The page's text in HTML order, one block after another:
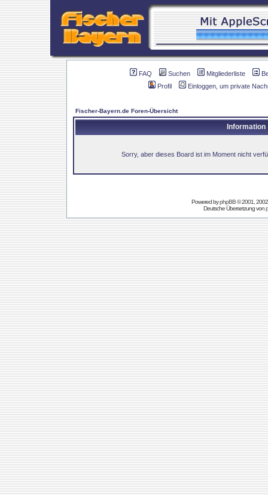
FAQ Suchen Mitgliederliste
Profil
Einloggen, um private
Fischer-Bayern.de Foren-Übersicht
Information
Sorry, aber dieses Board ist im Moment nicht
Powered byphpBB© 2001,
Deutsche Übersetzung von